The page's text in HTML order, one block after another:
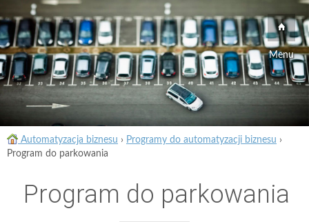
Menu
Automatyzacja biznesu › Programy do automatyzacji biznesu ›
Program do parkowania
Program do parkowania